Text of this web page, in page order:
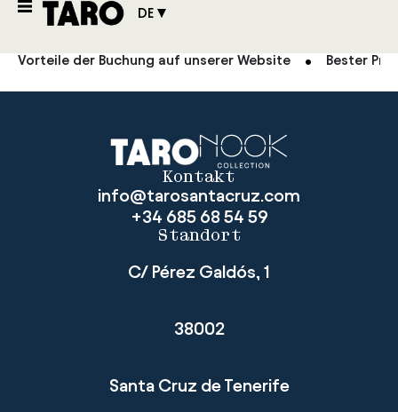
DE
Vorteile der Buchung auf unserer Website Bester
Kontakt
info@tarosantacruz.com
+34 685 68 54 59
Standort
C/ Pérez Galdós, 1
38002
Santa Cruz de Tenerife